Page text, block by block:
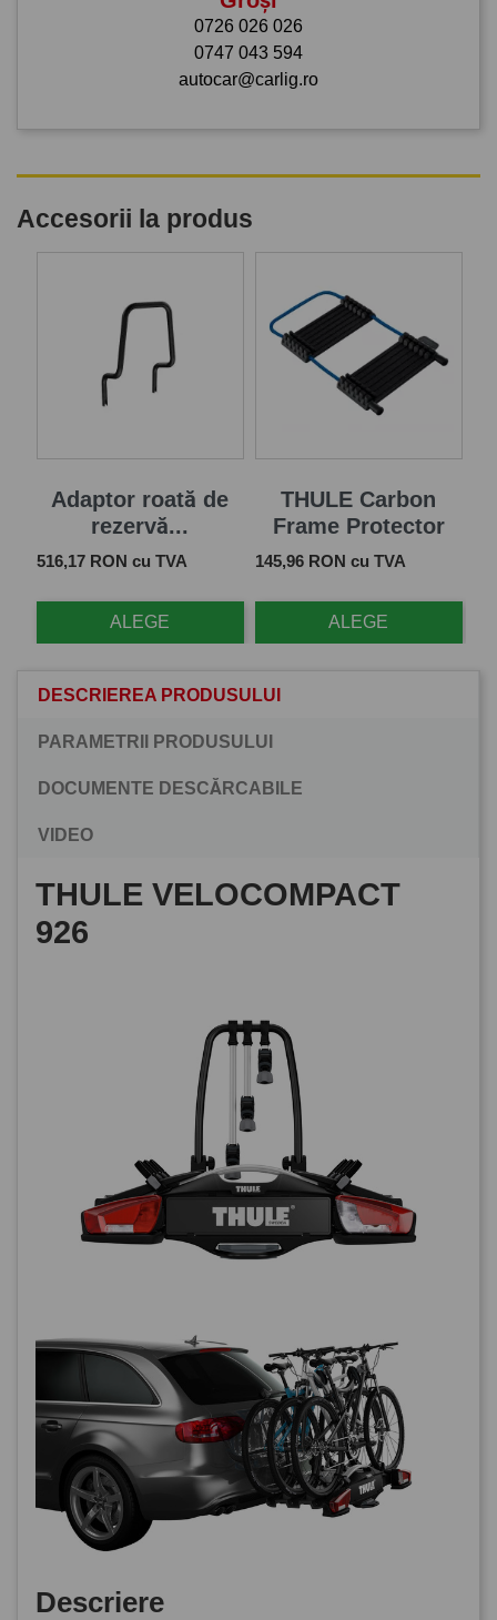
0726 026 026
0747 043 594
autocar@carlig.ro
Accesorii la produs
Adaptor roată de
rezervă...
Pret
516,17 RON cu TVA
ALEGE
THULE Carbon
Frame Protector
Pret
145,96 RON cu TVA
ALEGE
DESCRIEREA PRODUSULUI
PARAMETRII PRODUSULUI
DOCUMENTE DESCĂRCABILE
VIDEO
THULE VELOCOMPACT
926
Descriere